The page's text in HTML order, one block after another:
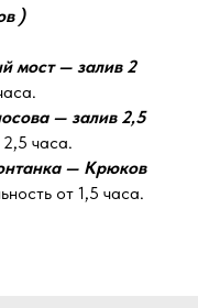
)
мост — залив 2
— залив 2,5
часа.
— Крюков
от 1,5 часа.